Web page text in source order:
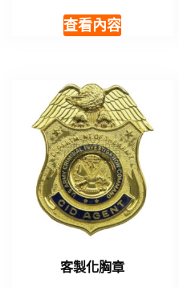
查看內容
客製化胸章